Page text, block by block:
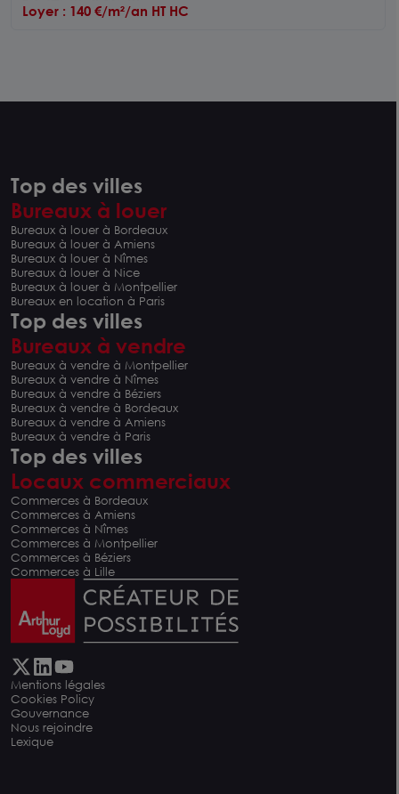
Loyer : 140 €/m²/an HT HC
Top des villes
Bureaux à louer
Bureaux à louer à Bordeaux
Bureaux à louer à Amiens
Bureaux à louer à Nîmes
Bureaux à louer à Nice
Bureaux à louer à Montpellier
Bureaux en location à Paris
Top des villes
Bureaux à vendre
Bureaux à vendre à Montpellier
Bureaux à vendre à Nîmes
Bureaux à vendre à Béziers
Bureaux à vendre à Bordeaux
Bureaux à vendre à Amiens
Bureaux à vendre à Paris
Top des villes
Locaux commerciaux
Commerces à Bordeaux
Commerces à Amiens
Commerces à Nîmes
Commerces à Montpellier
Commerces à Béziers
Commerces à Lille
Mentions légales
Cookies Policy
Gouvernance
Nous rejoindre
Lexique